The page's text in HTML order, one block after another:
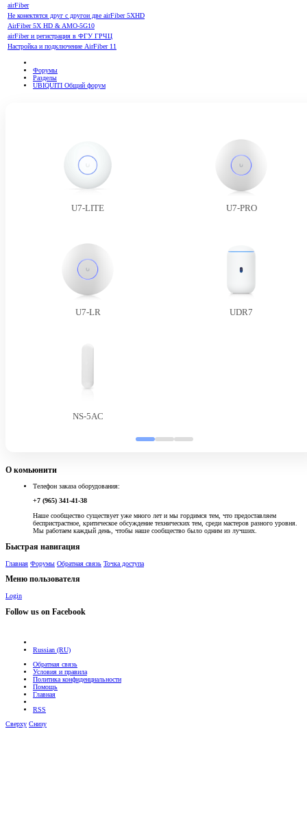
airFiber
Не конектятся друг с другои две airFiber 5XHD
AirFiber 5X HD & AMO-5G10
airFiber и регистрация в ФГУ ГРЧЦ
Настройка и подключение AirFiber 11
Форумы
Разделы
UBIQUITI Общий форум
U7-LITE U7-PRO
U7-LR UDR7
NS-5AC
О комьюнити
Телефон заказа оборудования:
+7 (965) 341-41-38
Наше сообщество существует уже много лет и мы гордимся тем, что предоставляем
беспристрастное, критическое обсуждение технических тем, среди мастеров разного уровня.
Мы работаем каждый день, чтобы наше сообщество было одним из лучших.
Быстрая навигация
Главная Форумы Обратная связь Точка доступа
Меню пользователя
Login
Follow us on Facebook
Russian (RU)
Обратная связь
Условия и правила
Политика конфиденциальности
Помощь
Главная
RSS
Сверху Снизу